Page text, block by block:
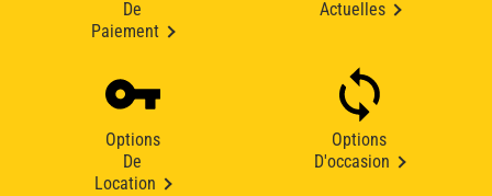
De
Paiement
Actuelles
Options
De
Location
Options
D'occasion